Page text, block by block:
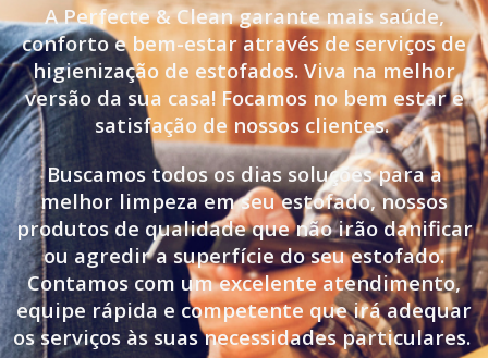
A Perfecte & Clean garante mais saúde,
conforto e bem-estar através de serviços de
higienização de estofados. Viva na melhor
versão da sua casa! Focamos no bem estar e
satisfação de nossos clientes.
Buscamos todos os dias soluções para a
melhor limpeza em seu estofado, nossos
produtos de qualidade que não irão danificar
ou agredir a superfície do seu estofado.
Contamos com um excelente atendimento,
equipe rápida e competente que irá adequar
os serviços às suas necessidades particulares.